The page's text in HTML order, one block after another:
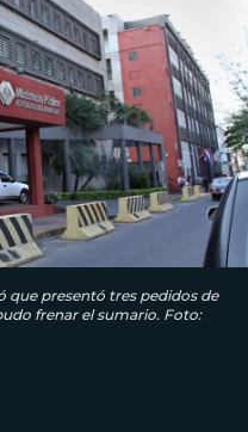
que presentó tres pedidos de
frenar el sumario. Foto: